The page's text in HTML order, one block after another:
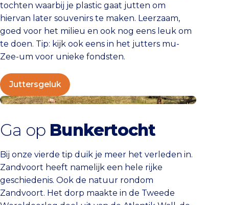
tochten waarbij je plastic gaat jutten om
hiervan later souvenirs te maken. Leerzaam,
goed voor het milieu en ook nog eens leuk om
te doen. Tip: kijk ook eens in het jutters mu-
Zee-um voor unieke fondsten.
Juttersgeluk
Bunkerwandeling
Ga op Bunkertocht
Bij onze vierde tip duik je meer het verleden in.
Zandvoort heeft namelijk een hele rijke
geschiedenis. Ook de natuur rondom
Zandvoort. Het dorp maakte in de Tweede